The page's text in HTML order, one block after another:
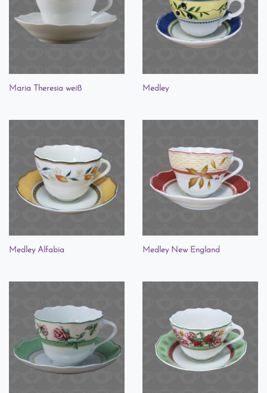
Maria Theresia weiß Medley
Medley Alfabia Medley New England